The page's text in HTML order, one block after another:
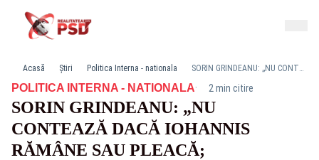
Acasă Știri Politica Interna - nationala SORIN GRINDEANU: „NU CONTEAZĂ DACĂ IOHANNIS RĂMÂNE SAU PLEACĂ; PRIORITATEA ESTE CÂȘTIGAREA ALEGERILOR”
POLITICA INTERNA - NATIONALA· 2 min citire
SORIN GRINDEANU: „NU
CONTEAZĂ DACĂ IOHANNIS
RĂMÂNE SAU PLEACĂ;